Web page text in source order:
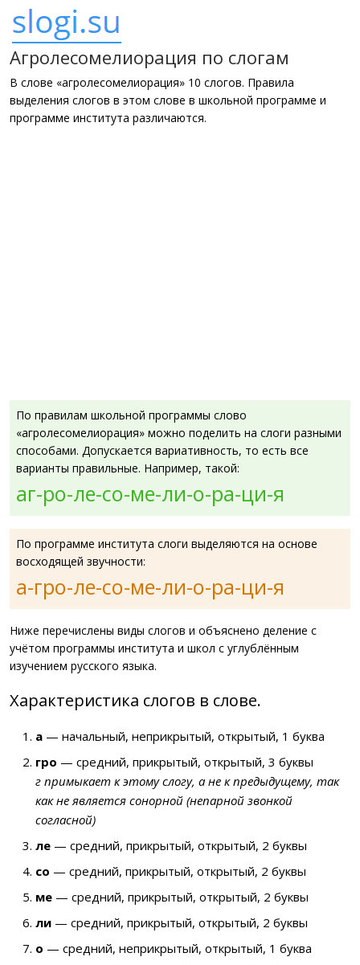
Агролесомелиорация по слогам
В слове «агролесомелиорация» 10 слогов. Правила
выделения слогов в этом слове в школьной программе и
программе института различаются.
По правилам школьной программы слово
«агролесомелиорация» можно поделить на слоги разными
способами. Допускается вариативность, то есть все
варианты правильные. Например, такой:
аг-ро-ле-со-ме-ли-о-ра-ци-я
По программе института слоги выделяются на основе
восходящей звучности:
а-гро-ле-со-ме-ли-о-ра-ци-я
Ниже перечислены виды слогов и объяснено деление с
учётом программы института и школ с углублённым
изучением русского языка.
Характеристика слогов в слове.
а — начальный, неприкрытый, открытый, 1 буква
гро — средний, прикрытый, открытый, 3 буквы
г примыкает к этому слогу, а не к предыдущему, так
как не является сонорной (непарной звонкой
согласной)
ле — средний, прикрытый, открытый, 2 буквы
со — средний, прикрытый, открытый, 2 буквы
ме — средний, прикрытый, открытый, 2 буквы
ли — средний, прикрытый, открытый, 2 буквы
о — средний, неприкрытый, открытый, 1 буква